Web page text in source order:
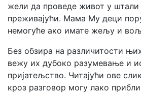
жели да проведе живот у
преживајући. Мама Му деци
немогуће ако имате жељу и
Без обзира на различитости
вежу их дубоко разумевање и
пријатељство. Читајући ове
кроз разговор могу лако